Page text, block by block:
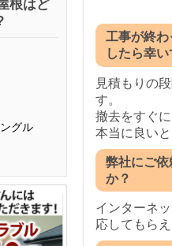
根はど
グル
工事が終
したら幸
見積もりの
す。
撤去をすぐ
本当に良い
弊社にご
か？
インターネ
応してもら